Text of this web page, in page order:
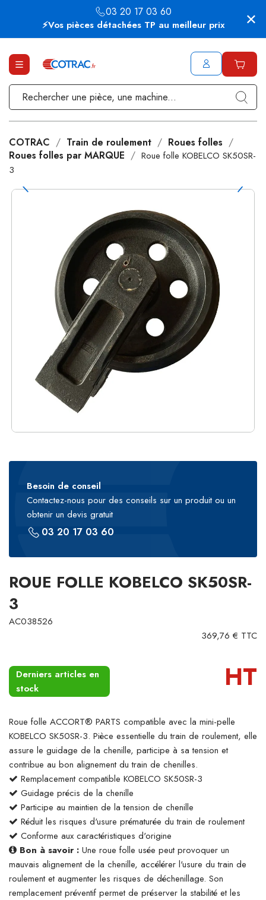
⚡Vos pièces détachées TP au meilleur prix
03 20 17 03 60
COTRAC Train de roulement
Roues folles
Roues folles par MARQUE
Roue folle KOBELCO SK50SR-
3
Besoin de conseil
Contactez-nous pour des conseils sur un produit ou un
obtenir un devis gratuit
03 20 17 03 60
ROUE FOLLE KOBELCO SK50SR-
3
AC038526
369,76 € TTC
Derniers articles en
stock
HT
Roue folle ACCORT® PARTS compatible avec la mini-pelle
KOBELCO SK50SR-3. Pièce essentielle du train de roulement, elle
assure le guidage de la chenille, participe à sa tension et
contribue au bon alignement du train de chenilles.
Remplacement compatible KOBELCO SK50SR-3
Guidage précis de la chenille
Participe au maintien de la tension de chenille
Réduit les risques d'usure prématurée du train de roulement
Conforme aux caractéristiques d'origine
Bon à savoir : Une roue folle usée peut provoquer un
mauvais alignement de la chenille, accélérer l'usure du train de
roulement et augmenter les risques de déchenillage. Son
remplacement préventif permet de préserver la stabilité et les